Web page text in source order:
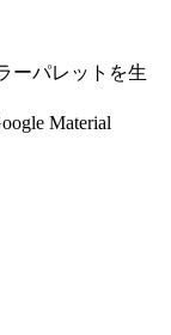
ーパレットを生
Material